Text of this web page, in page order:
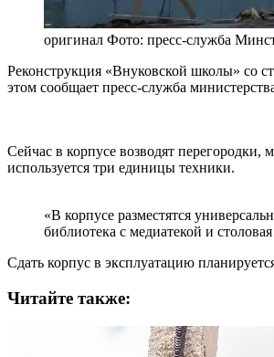
оригинал Фото: пресс-служба
Реконструкция «Внуковской школы» со
этом сообщает пресс-служба
Сейчас в корпусе возводят
используется три единицы техники.
«В корпусе разместятся
библиотека с медиатекой и
Сдать корпус в эксплуатацию
Читайте также: